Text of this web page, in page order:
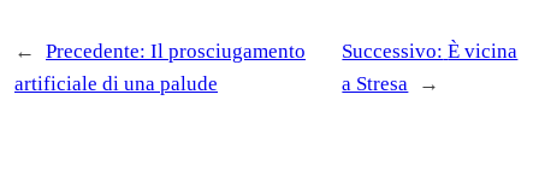
← Precedente: Il prosciugamento
artificiale di una palude
Successivo: È vicina
a Stresa
→